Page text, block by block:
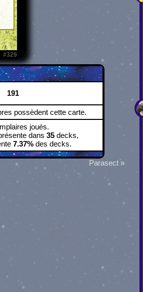
#329
191
possèdent cette carte.
joués.
dans 35decks,
7.37% des decks.
Parasect »